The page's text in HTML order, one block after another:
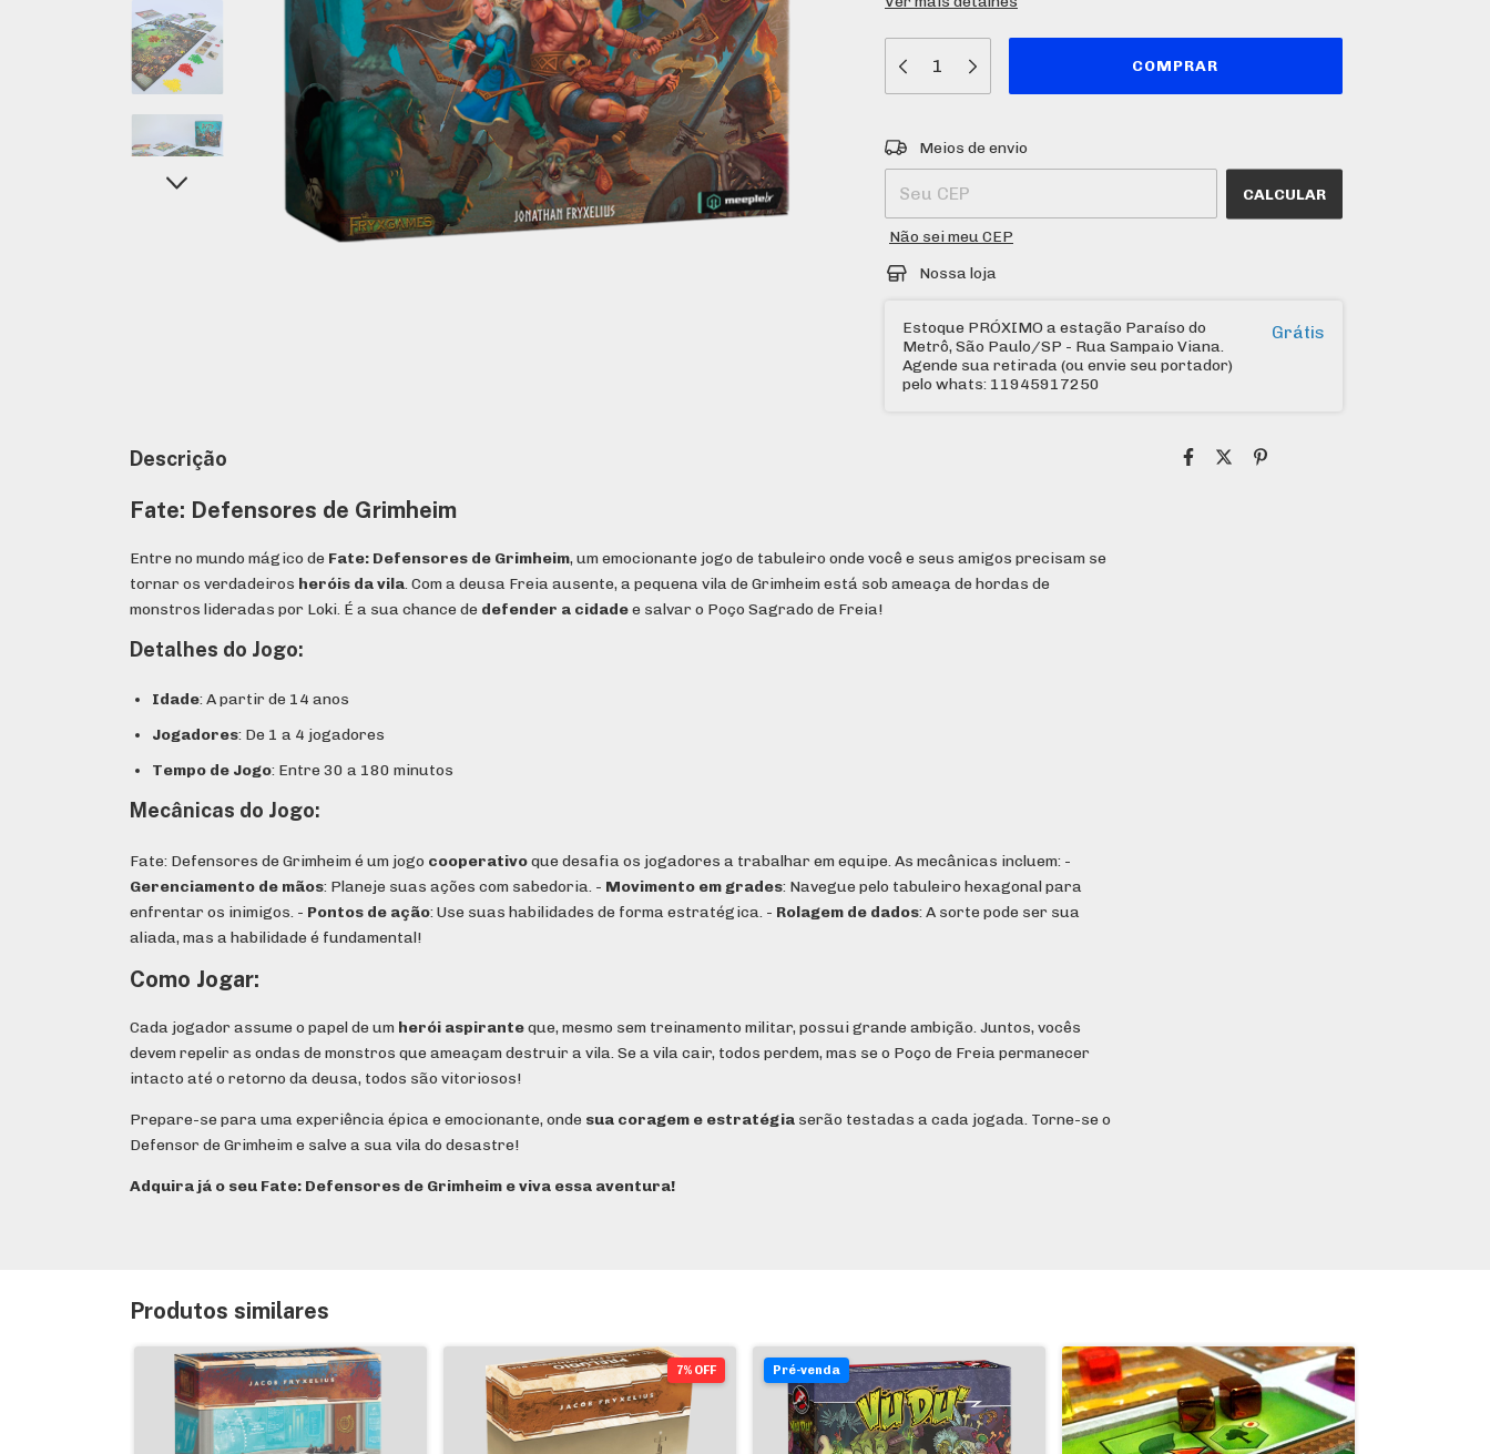
Entregas para o CEP:
Meios de envio
CALCULAR
Não sei meu CEP
Nossa loja
Estoque PRÓXIMO a estação Paraíso do
Metrô, São Paulo/SP - Rua Sampaio Viana.
Agende sua retirada (ou envie seu portador)
pelo whats: 11945917250
Grátis
Descrição
Fate: Defensores de Grimheim
Entre no mundo mágico de Fate: Defensores de Grimheim, um emocionante jogo de tabuleiro onde você e seus amigos precisam se
tornar os verdadeiros heróis da vila. Com a deusa Freia ausente, a pequena vila de Grimheim está sob ameaça de hordas de
monstros lideradas por Loki. É a sua chance de defender a cidadee salvar o Poço Sagrado de Freia!
Detalhes do Jogo:
Idade: A partir de 14 anos
Jogadores: De 1 a 4 jogadores
Tempo de Jogo: Entre 30 a 180 minutos
Mecânicas do Jogo:
Fate: Defensores de Grimheim é um jogo cooperativoque desafia os jogadores a trabalhar em equipe. As mecânicas incluem: -
Gerenciamento de mãos: Planeje suas ações com sabedoria. - Movimento em grades: Navegue pelo tabuleiro hexagonal para
enfrentar os inimigos. - Pontos de ação: Use suas habilidades de forma estratégica. - Rolagem de dados: A sorte pode ser sua
aliada, mas a habilidade é fundamental!
Como Jogar:
Cada jogador assume o papel de um herói aspiranteque, mesmo sem treinamento militar, possui grande ambição. Juntos, vocês
devem repelir as ondas de monstros que ameaçam destruir a vila. Se a vila cair, todos perdem, mas se o Poço de Freia permanecer
intacto até o retorno da deusa, todos são vitoriosos!
Prepare-se para uma experiência épica e emocionante, onde sua coragem e estratégia serão testadas a cada jogada. Torne-se o
Defensor de Grimheim e salve a sua vila do desastre!
Adquira já o seu Fate: Defensores de Grimheim e viva essa aventura!
Produtos similares
7% OFF Pré-venda